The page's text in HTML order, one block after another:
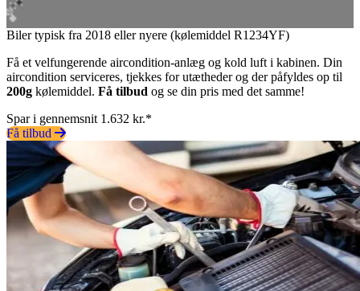
Biler typisk fra 2018 eller nyere (kølemiddel R1234YF)
Få et velfungerende aircondition-anlæg og kold luft i kabinen. Din
aircondition serviceres, tjekkes for utætheder og der påfyldes op til
200g kølemiddel. Få tilbud og se din pris med det samme!
Spar i gennemsnit 1.632 kr.*
Få tilbud